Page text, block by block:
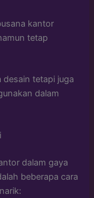
kantor
tetap
tetapi juga
dalam
dalam gaya
beberapa cara